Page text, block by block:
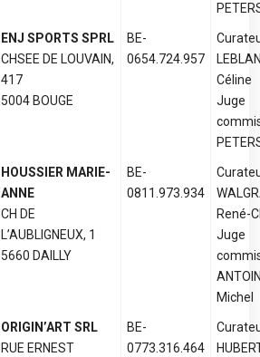
ENJ SPORTS SPRL
CHSEE DE LOUVAIN,
417
5004 BOUGE
BE-
0654.724.957
Céline
Juge
HOUSSIER MARIE-
ANNE
CH DE
L’AUBLIGNEUX, 1
5660 DAILLY
BE-
0811.973.934
René-
Juge
Michel
ORIGIN’ART SRL
RUE ERNEST
BE-
0773.316.464